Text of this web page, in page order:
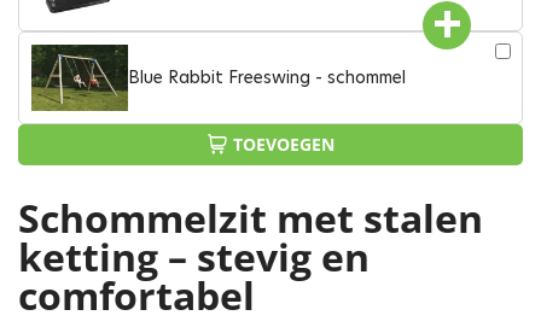
Blue Rabbit Freeswing - schommel
TOEVOEGEN
Schommelzit met stalen
ketting – stevig en
comfortabel